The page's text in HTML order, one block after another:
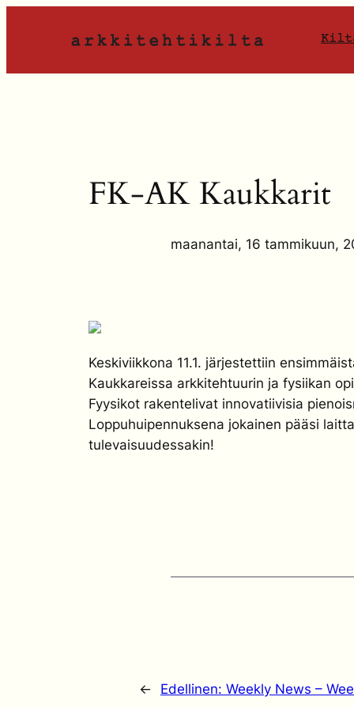
FK-AK Kaukkarit
maanantai, 16 tammikuun,
Keskiviikkona 11.1. järjestettiin
Kaukkareissa arkkitehtuurin ja fysiikan
Fyysikot rakentelivat innovatiivisia
Loppuhuipennuksena jokainen pääsi
tulevaisuudessakin!
← Edellinen: Weekly News –